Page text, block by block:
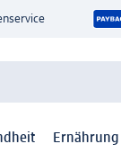
Ernährung